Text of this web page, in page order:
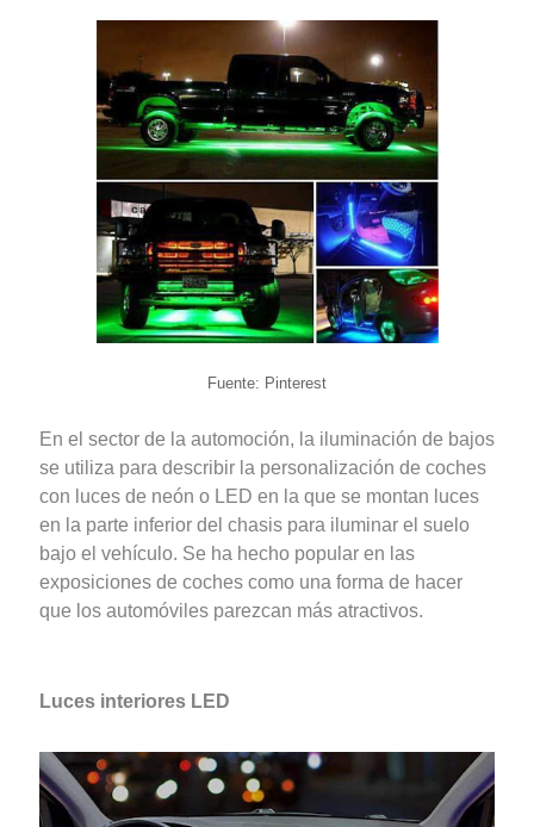
Fuente: Pinterest
En el sector de la automoción, la iluminación de bajos
se utiliza para describir la personalización de coches
con luces de neón o LED en la que se montan luces
en la parte inferior del chasis para iluminar el suelo
bajo el vehículo. Se ha hecho popular en las
exposiciones de coches como una forma de hacer
que los automóviles parezcan más atractivos.
Luces interiores LED